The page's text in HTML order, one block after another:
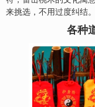
来挑选，不用过度纠结。
各种